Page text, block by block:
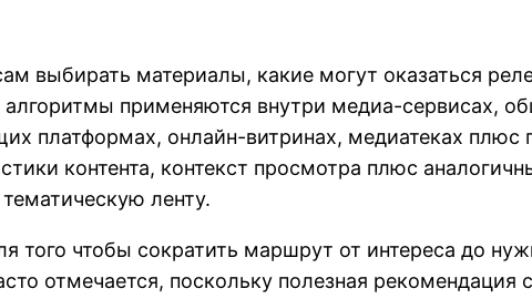
выбирать материалы, какие могут оказаться
применяются внутри медиа-сервисах,
платформах, онлайн-витринах, медиатеках плюс
контента, контекст просмотра плюс
ленту.
того чтобы сократить маршрут от интереса до
отмечается, поскольку полезная рекомендация